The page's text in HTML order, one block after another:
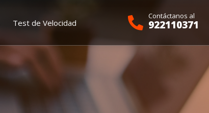
Test de Velocidad
Contáctanos al
922110371